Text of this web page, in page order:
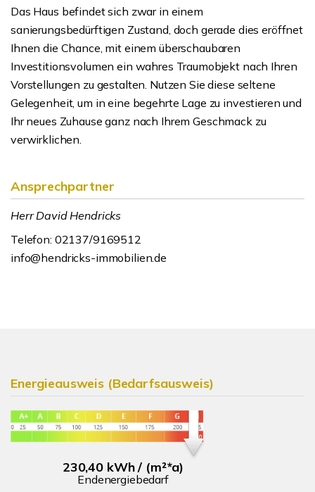
Das Haus befindet sich zwar in einem
sanierungsbedürftigen Zustand, doch gerade dies eröffnet
Ihnen die Chance, mit einem überschaubaren
Investitionsvolumen ein wahres Traumobjekt nach Ihren
Vorstellungen zu gestalten. Nutzen Sie diese seltene
Gelegenheit, um in eine begehrte Lage zu investieren und
Ihr neues Zuhause ganz nach Ihrem Geschmack zu
verwirklichen.
Ansprechpartner
Herr David Hendricks
Telefon: 02137/9169512
info@hendricks-immobilien.de
Energieausweis (Bedarfsausweis)
230,40 kWh / (m²*a)
Endenergiebedarf